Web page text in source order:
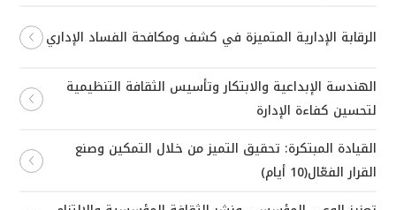
الرقابة الإدارية المتميزة في كشف ومكافحة الفساد الإداري
الهندسة الإبداعية والابتكار وتأسيس الثقافة التنظيمية
لتحسين كفاءة الإدارة
القيادة المبتكرة: تحقيق التميز من خلال التمكين وصنع
القرار الفعّال(10 أيام)